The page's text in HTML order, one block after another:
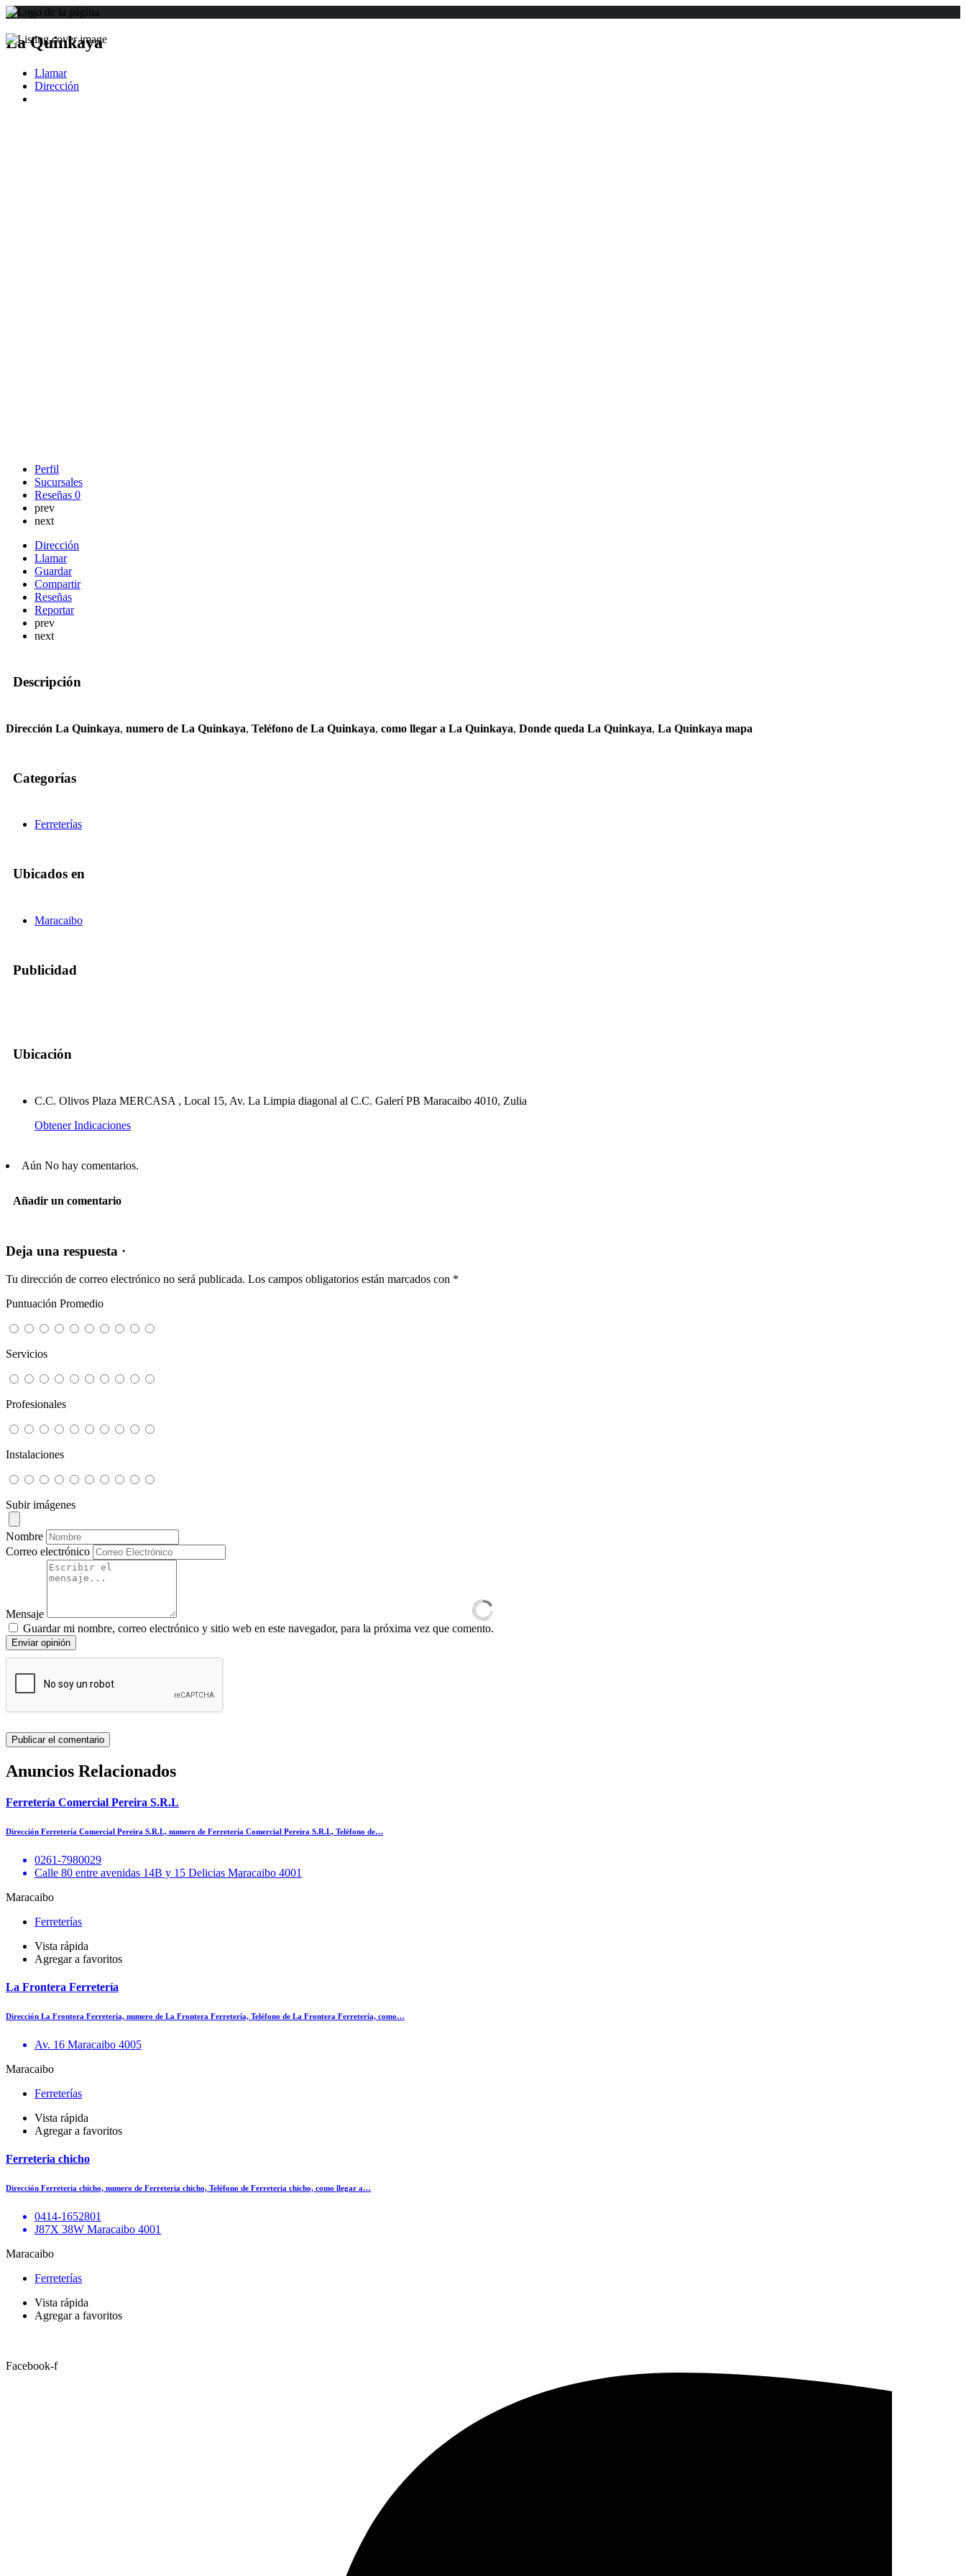
La Quinkaya
Llamar
Dirección
Perfil
Sucursales
Reseñas 0
prev
next
Dirección
Llamar
Guardar
Compartir
Reseñas
Reportar
prev
next
Descripción
Dirección La Quinkaya, numero de La Quinkaya, Teléfono de La Quinkaya, como llegar a La Quinkaya, Donde queda La Quinkaya, La Quinkaya mapa
Categorías
Ferreterías
Ubicados en
Maracaibo
Publicidad
Ubicación
C.C. Olivos Plaza MERCASA , Local 15, Av. La Limpia diagonal al C.C. Galerí PB Maracaibo 4010, Zulia
Obtener Indicaciones
Aún No hay comentarios.
Añadir un comentario
Deja una respuesta ·
Tu dirección de correo electrónico no será publicada. Los campos obligatorios están marcados con *
Puntuación Promedio
Servicios
Profesionales
Instalaciones
Subir imágenes
Nombre
Correo electrónico
Mensaje
Guardar mi nombre, correo electrónico y sitio web en este navegador, para la próxima vez que comento.
Enviar opinión
Anuncios Relacionados
Ferretería Comercial Pereira S.R.L
Dirección Ferretería Comercial Pereira S.R.L, numero de Ferretería Comercial Pereira S.R.L, Teléfono de…
0261-7980029
Calle 80 entre avenidas 14B y 15 Delicias Maracaibo 4001
Maracaibo
Ferreterías
Vista rápida
Agregar a favoritos
La Frontera Ferretería
Dirección La Frontera Ferretería, numero de La Frontera Ferretería, Teléfono de La Frontera Ferretería, como…
Av. 16 Maracaibo 4005
Maracaibo
Ferreterías
Vista rápida
Agregar a favoritos
Ferreteria chicho
Dirección Ferreteria chicho, numero de Ferreteria chicho, Teléfono de Ferreteria chicho, como llegar a…
0414-1652801
J87X 38W Maracaibo 4001
Maracaibo
Ferreterías
Vista rápida
Agregar a favoritos
Facebook-f